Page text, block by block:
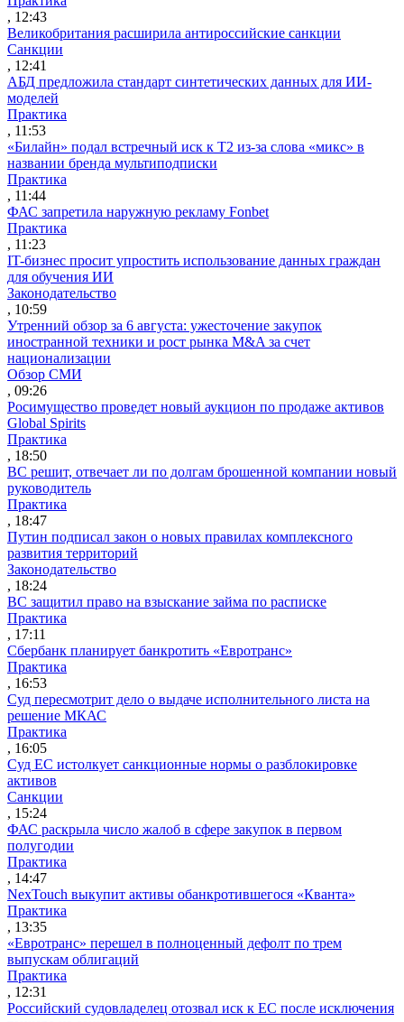
, 12:43
Великобритания расширила антироссийские санкции
Санкции
, 12:41
АБД предложила стандарт синтетических данных для ИИ-
моделей
Практика
, 11:53
«Билайн» подал встречный иск к Т2 из-за слова «микс» в
названии бренда мультиподписки
Практика
, 11:44
ФАС запретила наружную рекламу Fonbet
Практика
, 11:23
IT-бизнес просит упростить использование данных граждан
для обучения ИИ
Законодательство
, 10:59
Утренний обзор за 6 августа: ужесточение закупок
иностранной техники и рост рынка M&A за счет
национализации
Обзор СМИ
, 09:26
Росимущество проведет новый аукцион по продаже активов
Global Spirits
Практика
, 18:50
ВС решит, отвечает ли по долгам брошенной компании новый
руководитель
Практика
, 18:47
Путин подписал закон о новых правилах комплексного
развития территорий
Законодательство
, 18:24
ВС защитил право на взыскание займа по расписке
Практика
, 17:11
Сбербанк планирует банкротить «Евротранс»
Практика
, 16:53
Суд пересмотрит дело о выдаче исполнительного листа на
решение МКАС
Практика
, 16:05
Суд ЕС истолкует санкционные нормы о разблокировке
активов
Санкции
, 15:24
ФАС раскрыла число жалоб в сфере закупок в первом
полугодии
Практика
, 14:47
NexTouch выкупит активы обанкротившегося «Кванта»
Практика
, 13:35
«Евротранс» перешел в полноценный дефолт по трем
выпускам облигаций
Практика
, 12:31
Российский судовладелец отозвал иск к ЕС после исключения